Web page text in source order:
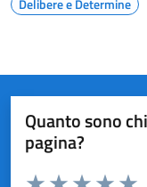
Delibere e Determine
Quanto sono
pagina?
Valuta da 1 a 5 stelle la